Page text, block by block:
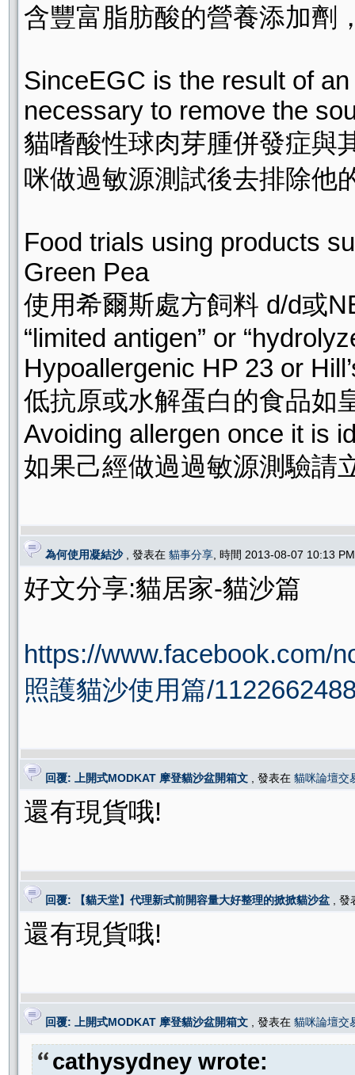
含豐富脂肪酸的營養添加劑
SinceEGC is the result of
necessary to remove the
貓嗜酸性球肉芽腫併發症與
咪做過敏源測試後去排除他
Food trials using products
Green Pea
使用希爾斯處方飼料 d/d或
“limited antigen” or
Hypoallergenic HP 23 or
低抗原或水解蛋白的食品如
Avoiding allergen once it is
如果己經做過過敏源測驗請
為何使用凝結沙 , 發表在 貓事分享 , 時間 2013-08-07 10:13
好文分享:貓居家-貓沙篇
https://www.facebook.com/
照護貓沙使用篇/
回覆: 上開式MODKAT 摩登貓沙盆開箱文 , 發表在 貓咪論壇交
還有現貨哦!
回覆: 【貓天堂】代理新式前開容量大好整理的掀掀貓沙盆 ,
還有現貨哦!
回覆: 上開式MODKAT 摩登貓沙盆開箱文 , 發表在 貓咪論壇交
cathysydney wrote: